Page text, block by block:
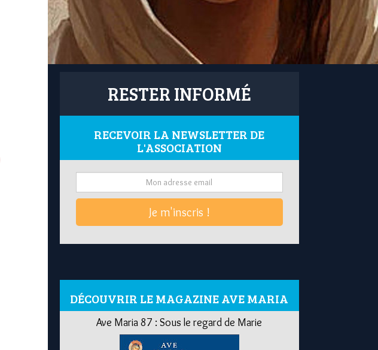
RESTER INFORMÉ
RECEVOIR LA NEWSLETTER DE
L'ASSOCIATION
Je m'inscris !
DÉCOUVRIR LE MAGAZINE AVE MARIA
Ave Maria 87 : Sous le regard de Marie